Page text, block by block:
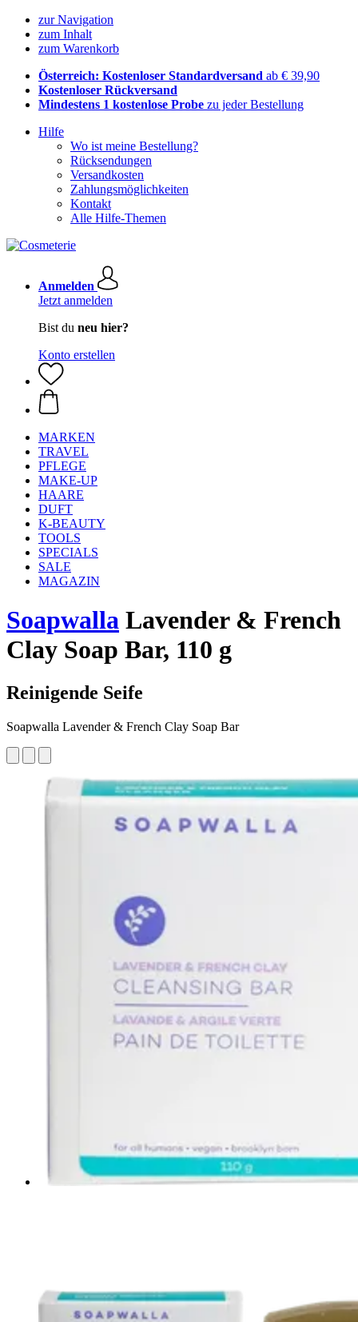
zur Navigation
zum Inhalt
zum Warenkorb
Österreich: Kostenloser Standardversand ab € 39,90
Kostenloser Rückversand
Mindestens 1 kostenlose Probe zu jeder Bestellung
Hilfe
Wo ist meine Bestellung?
Rücksendungen
Versandkosten
Zahlungsmöglichkeiten
Kontakt
Alle Hilfe-Themen
Anmelden
Jetzt anmelden
Bist du neu hier?
Konto erstellen
MARKEN
TRAVEL
PFLEGE
MAKE-UP
HAARE
DUFT
K-BEAUTY
TOOLS
SPECIALS
SALE
MAGAZIN
Soapwalla Lavender & French
Clay Soap Bar, 110 g
Reinigende Seife
Soapwalla Lavender & French Clay Soap Bar